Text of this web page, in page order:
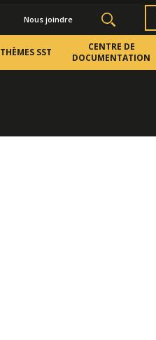
Nous joindre
THÈMES SST
CENTRE DE
DOCUMENTATION